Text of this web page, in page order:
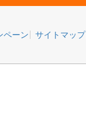
ペーン サイトマップ